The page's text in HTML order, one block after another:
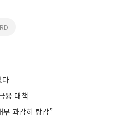
다
융 대책
과감히 탕감”